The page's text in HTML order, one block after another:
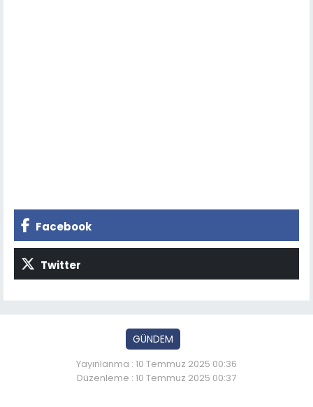
Facebook
Twitter
GÜNDEM
Yayınlanma : 10 Temmuz 2025 00:36
Düzenleme : 10 Temmuz 2025 00:37